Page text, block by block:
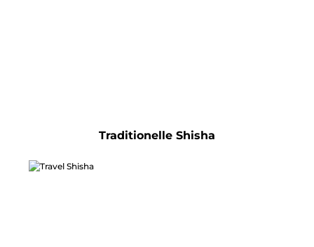
Traditionelle Shisha